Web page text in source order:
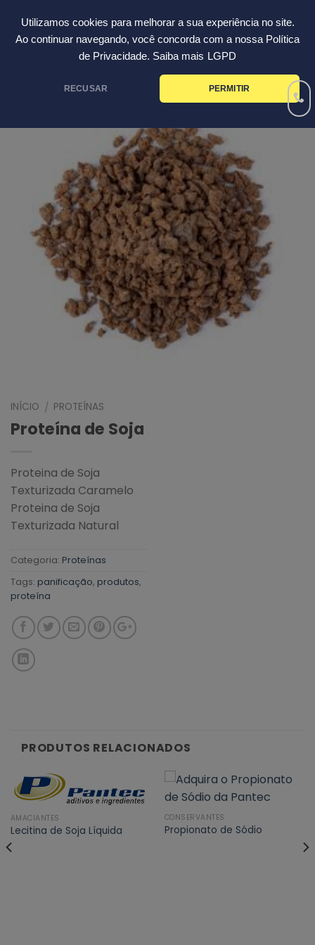
Utilizamos cookies para melhorar a sua experiência no site.
Ao continuar navegando, você concorda com a nossa Política
de Privacidade. Saiba mais LGPD
RECUSAR PERMITIR
content
INÍCIO / PROTEÍNAS
Proteína de Soja
Proteina de Soja
Texturizada Caramelo
Proteina de Soja
Texturizada Natural
Categoria: Proteínas
Tags: panificação, produtos,
proteína
PRODUTOS RELACIONADOS
AMACIANTES
Lecitina de Soja Líquida
CONSERVANTES
Propionato de Sódio